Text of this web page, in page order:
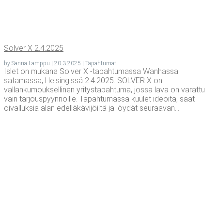
Sol­ver X 2.4.2025
by Sanna Lamppu | 20.3.2025 | Tapahtumat
Islet on mukana Solver X -tapahtumassa Wanhassa
satamassa, Helsingissä 2.4.2025. SOLVER X on
vallankumouksellinen yritystapahtuma, jossa lava on varattu
vain tarjouspyynnöille. Tapahtumassa kuulet ideoita, saat
oivalluksia alan edelläkävijöiltä ja löydät seuraavan...